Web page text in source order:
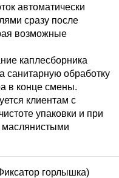
автоматически
сразу после
возможные
каплесборника
санитарную обработку
в конце смены.
клиентам с
упаковки и при
маслянистыми
горлышка)